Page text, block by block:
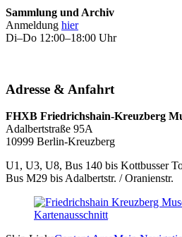
Sammlung und Archiv
Anmeldung hier
Di–Do 12:00–18:00 Uhr
Adresse & Anfahrt
FHXB Friedrichshain-Kreuzberg
Adalbertstraße 95A
10999 Berlin-Kreuzberg
U1, U3, U8, Bus 140 bis Kottbusser
Bus M29 bis Adalbertstr. / Oranienstr.